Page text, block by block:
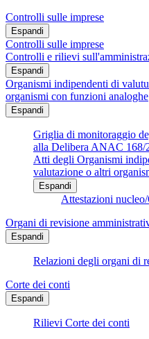
Controlli sulle imprese
Espandi
Controlli sulle imprese
Controlli e rilievi
Espandi
Organismi indipendenti di
organismi con funzioni analoghe
Espandi
Griglia di monitoraggio
alla Delibera ANAC 168/
Atti degli Organismi
valutazione o altri
Espandi
Attestazioni
Organi di revisione
Espandi
Relazioni degli organi di
Corte dei conti
Espandi
Rilievi Corte dei conti